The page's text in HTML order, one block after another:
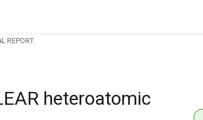
REPORT.
heteroatomic